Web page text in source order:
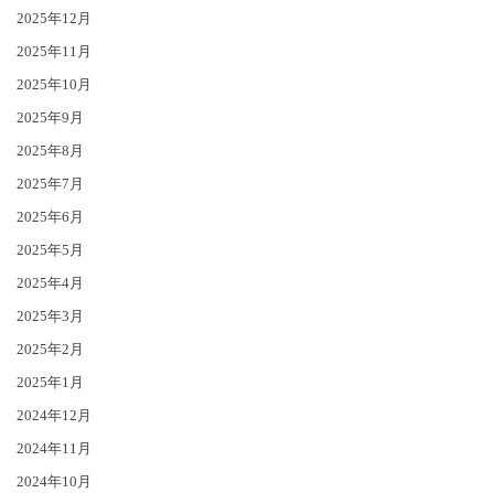
2025年12月
2025年11月
2025年10月
2025年9月
2025年8月
2025年7月
2025年6月
2025年5月
2025年4月
2025年3月
2025年2月
2025年1月
2024年12月
2024年11月
2024年10月